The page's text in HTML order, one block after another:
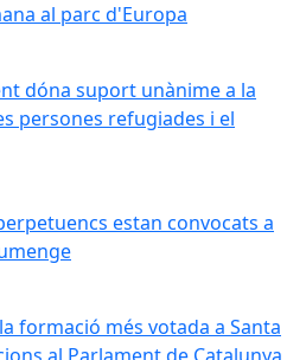
al parc d'Europa
dóna suport unànime a la
dóna suport unànime a la
persones refugiades i el
estan convocats a
estan convocats a
formació més votada a Santa
formació més votada a Santa